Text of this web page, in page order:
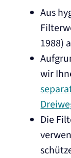
Aus
1988)
wir
Die